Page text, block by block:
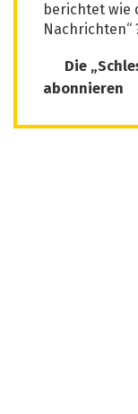
berichtet wie
Nachrichten“
Die
abonnieren